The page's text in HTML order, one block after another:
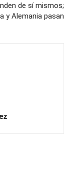
de sí mismos;
y Alemania pasan